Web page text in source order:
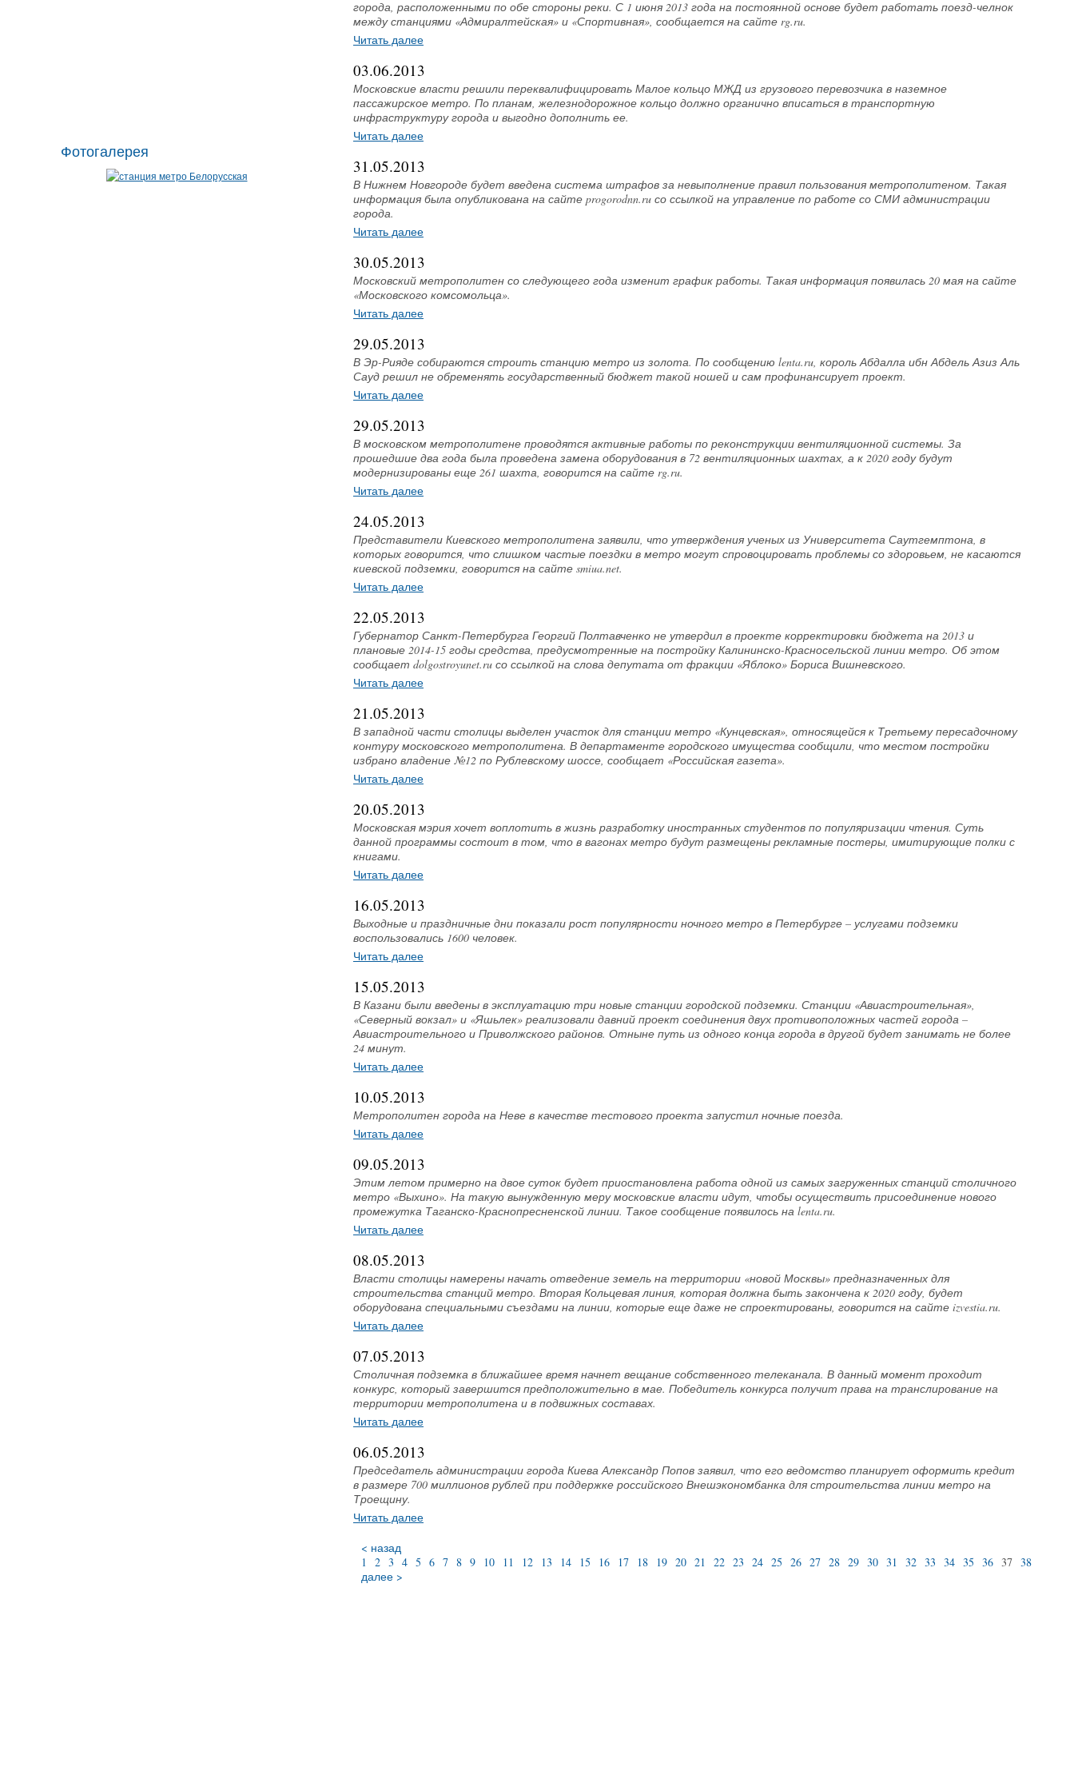
города, расположенными по обе стороны реки. С 1 июня 2013 года на постоянной основе будет работать поезд-челнок
между станциями «Адмиралтейская» и «Спортивная», сообщается на сайте rg.ru.
Читать далее
03.06.2013
Московские власти решили переквалифицировать Малое кольцо МЖД из грузового перевозчика в наземное
пассажирское метро. По планам, железнодорожное кольцо должно органично вписаться в транспортную
инфраструктуру города и выгодно дополнить ее.
Читать далее
31.05.2013
В Нижнем Новгороде будет введена система штрафов за невыполнение правил пользования метрополитеном. Такая
информация была опубликована на сайте progorodnn.ru со ссылкой на управление по работе со СМИ администрации
города.
Читать далее
30.05.2013
Московский метрополитен со следующего года изменит график работы. Такая информация появилась 20 мая на сайте
«Московского комсомольца».
Читать далее
29.05.2013
В Эр-Рияде собираются строить станцию метро из золота. По сообщению lenta.ru, король Абдалла ибн Абдель Азиз Аль
Сауд решил не обременять государственный бюджет такой ношей и сам профинансирует проект.
Читать далее
29.05.2013
В московском метрополитене проводятся активные работы по реконструкции вентиляционной системы. За
прошедшие два года была проведена замена оборудования в 72 вентиляционных шахтах, а к 2020 году будут
модернизированы еще 261 шахта, говорится на сайте rg.ru.
Читать далее
24.05.2013
Представители Киевского метрополитена заявили, что утверждения ученых из Университета Саутгемптона, в
которых говорится, что слишком частые поездки в метро могут спровоцировать проблемы со здоровьем, не касаются
киевской подземки, говорится на сайте smiua.net.
Читать далее
22.05.2013
Губернатор Санкт-Петербурга Георгий Полтавченко не утвердил в проекте корректировки бюджета на 2013 и
плановые 2014-15 годы средства, предусмотренные на постройку Калининско-Красносельской линии метро. Об этом
сообщает dolgostroyunet.ru со ссылкой на слова депутата от фракции «Яблоко» Бориса Вишневского.
Читать далее
21.05.2013
В западной части столицы выделен участок для станции метро «Кунцевская», относящейся к Третьему пересадочному
контуру московского метрополитена. В департаменте городского имущества сообщили, что местом постройки
избрано владение №12 по Рублевскому шоссе, сообщает «Российская газета».
Читать далее
20.05.2013
Московская мэрия хочет воплотить в жизнь разработку иностранных студентов по популяризации чтения. Суть
данной программы состоит в том, что в вагонах метро будут размещены рекламные постеры, имитирующие полки с
книгами.
Читать далее
16.05.2013
Выходные и праздничные дни показали рост популярности ночного метро в Петербурге – услугами подземки
воспользовались 1600 человек.
Читать далее
15.05.2013
В Казани были введены в эксплуатацию три новые станции городской подземки. Станции «Авиастроительная»,
«Северный вокзал» и «Яшьлек» реализовали давний проект соединения двух противоположных частей города –
Авиастроительного и Приволжского районов. Отныне путь из одного конца города в другой будет занимать не более
24 минут.
Читать далее
10.05.2013
Метрополитен города на Неве в качестве тестового проекта запустил ночные поезда.
Читать далее
09.05.2013
Этим летом примерно на двое суток будет приостановлена работа одной из самых загруженных станций столичного
метро «Выхино». На такую вынужденную меру московские власти идут, чтобы осуществить присоединение нового
промежутка Таганско-Краснопресненской линии. Такое сообщение появилось на lenta.ru.
Читать далее
08.05.2013
Власти столицы намерены начать отведение земель на территории «новой Москвы» предназначенных для
строительства станций метро. Вторая Кольцевая линия, которая должна быть закончена к 2020 году, будет
оборудована специальными съездами на линии, которые еще даже не спроектированы, говорится на сайте izvestia.ru.
Читать далее
07.05.2013
Столичная подземка в ближайшее время начнет вещание собственного телеканала. В данный момент проходит
конкурс, который завершится предположительно в мае. Победитель конкурса получит права на транслирование на
территории метрополитена и в подвижных составах.
Читать далее
06.05.2013
Председатель администрации города Киева Александр Попов заявил, что его ведомство планирует оформить кредит
в размере 700 миллионов рублей при поддержке российского Внешэкономбанка для строительства линии метро на
Троещину.
Читать далее
< назад
1 2 3 4 5 6 7 8 9 10 11 12 13 14 15 16 17 18 19 20 21 22 23 24 25 26 27 28 29 30 31 32 33 34 35 36 37 38
далее >
Фотогалерея